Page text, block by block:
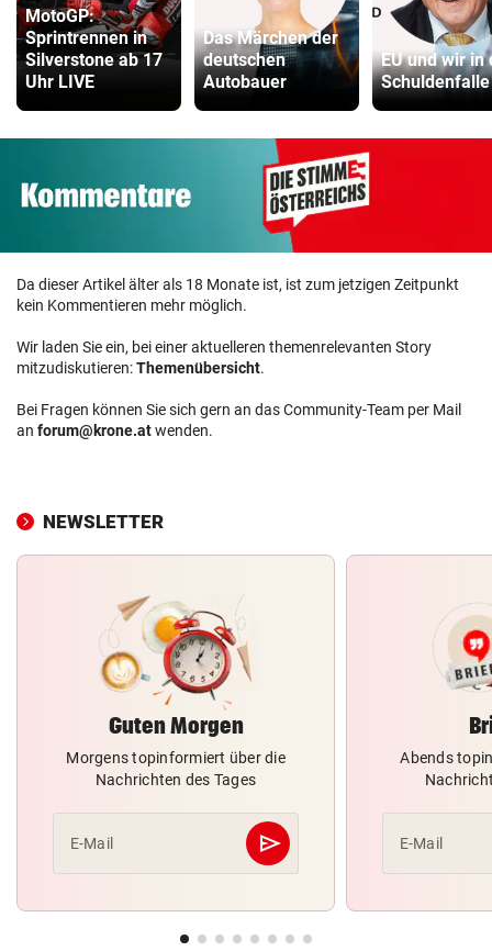
MotoGP:
Sprintrennen in
Silverstone ab 17
Uhr LIVE
Das Märchen der
deutschen
Autobauer
EU und wir in
Schuldenfalle
Da dieser Artikel älter als 18 Monate ist, ist zum jetzigen Zeitpunkt
kein Kommentieren mehr möglich.
Wir laden Sie ein, bei einer aktuelleren themenrelevanten Story
mitzudiskutieren:Themenübersicht.
Bei Fragen können Sie sich gern an das Community-Team per Mail
an forum@krone.atwenden.
NEWSLETTER
Guten Morgen
Morgens topinformiert über die
Nachrichten des Tages
E-Mail send
Abschicken
Abends
E-Mail